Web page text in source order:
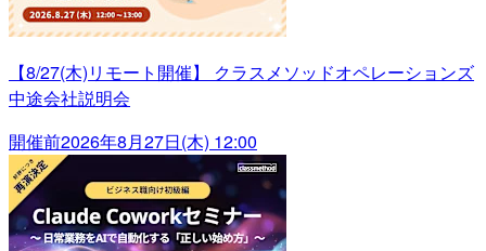
【8/27(木)リモート開催】 クラスメソッドオペレーションズ
中途会社説明会
開催前2026年8月27日(木) 12:00